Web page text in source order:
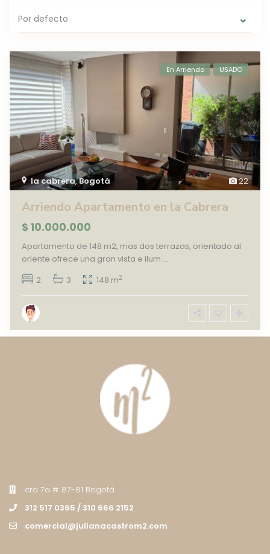
Por defecto
22
la cabrera,Bogotá
En Arriendo USADO
Arriendo Apartamento en la Cabrera
$ 10.000.000
Apartamento de 148 m2, mas dos terrazas, orientado al
oriente ofrece una gran vista e ilum ...
2
3 148 m2
cra 7a # 87-81 Bogotá
312 517 0365 / 310 666 2152
comercial@julianacastrom2.com